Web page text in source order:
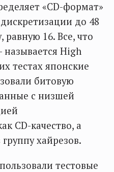
«CD-формат»
до 48
равную 16. Все, что
High
тестах японские
битовую
с низшей
CD-качество, а
хайрезов.
тестовые